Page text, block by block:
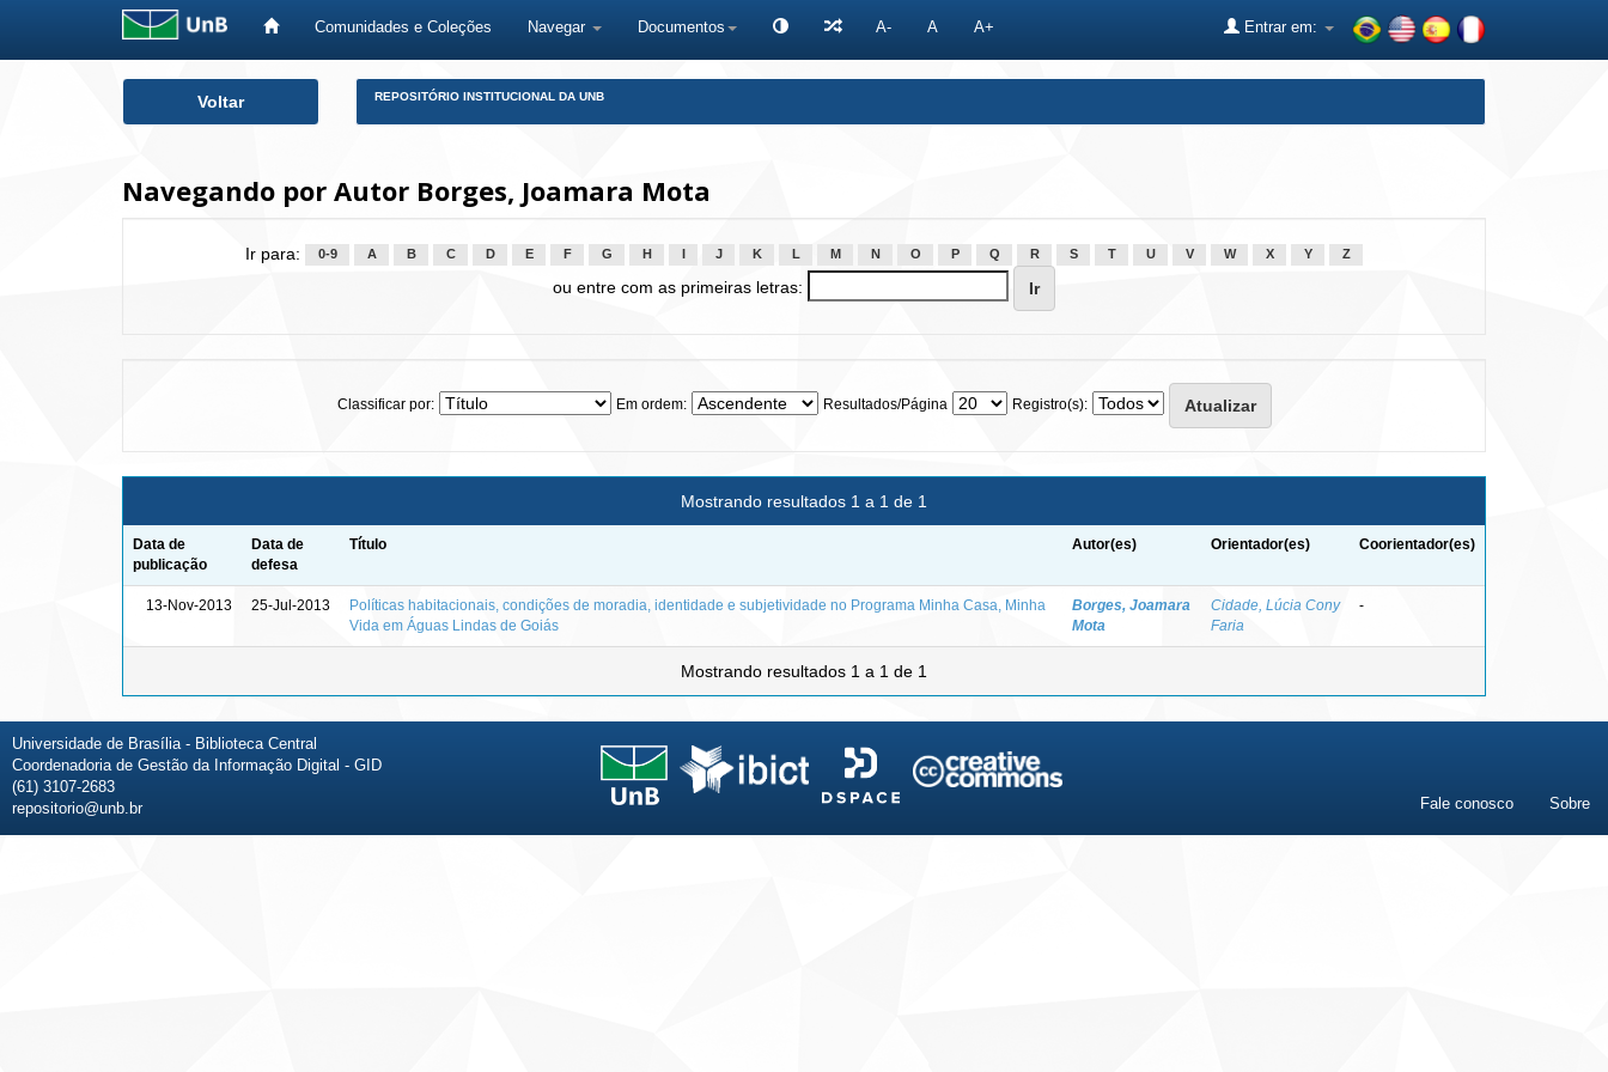
Comunidades e Coleções Navegar Documentos A- A A+ Entrar em:
Voltar REPOSITÓRIO INSTITUCIONAL DA UNB
Navegando por Autor Borges, Joamara Mota
Ir para: 0-9 A B C D E F G H J K L M N O P Q R S T U V W X Y Z
ou entre com as primeiras letras:
Classificar por: Em ordem: Resultados/Página Registro(s):
Mostrando resultados 1 a 1 de 1
Data de
publicação
Data de
defesa
Título Autor(es) Orientador(es) Coorientador(es)
13-Nov-2013 25-Jul-2013
Políticas habitacionais, condições de moradia, identidade e subjetividade no Programa Minha Casa, Minha
Vida em Águas Lindas de Goiás
Borges, Joamara
Mota
Cidade, Lúcia Cony
Faria
-
Mostrando resultados 1 a 1 de 1
Universidade de Brasília - Biblioteca Central
Coordenadoria de Gestão da Informação Digital - GID
(61) 3107-2683
repositorio@unb.br
Fale conosco Sobre